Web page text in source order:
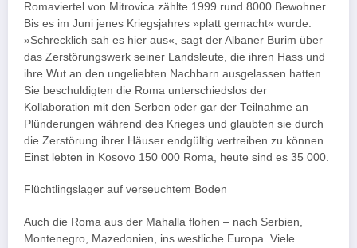
Romaviertel von Mitrovica zählte 1999 rund 8000 Bewohner.
Bis es im Juni jenes Kriegsjahres »platt gemacht« wurde.
»Schrecklich sah es hier aus«, sagt der Albaner Burim über
das Zerstörungswerk seiner Landsleute, die ihren Hass und
ihre Wut an den ungeliebten Nachbarn ausgelassen hatten.
Sie beschuldigten die Roma unterschiedslos der
Kollaboration mit den Serben oder gar der Teilnahme an
Plünderungen während des Krieges und glaubten sie durch
die Zerstörung ihrer Häuser endgültig vertreiben zu können.
Einst lebten in Kosovo 150 000 Roma, heute sind es 35 000.
Flüchtlingslager auf verseuchtem Boden
Auch die Roma aus der Mahalla flohen – nach Serbien,
Montenegro, Mazedonien, ins westliche Europa. Viele